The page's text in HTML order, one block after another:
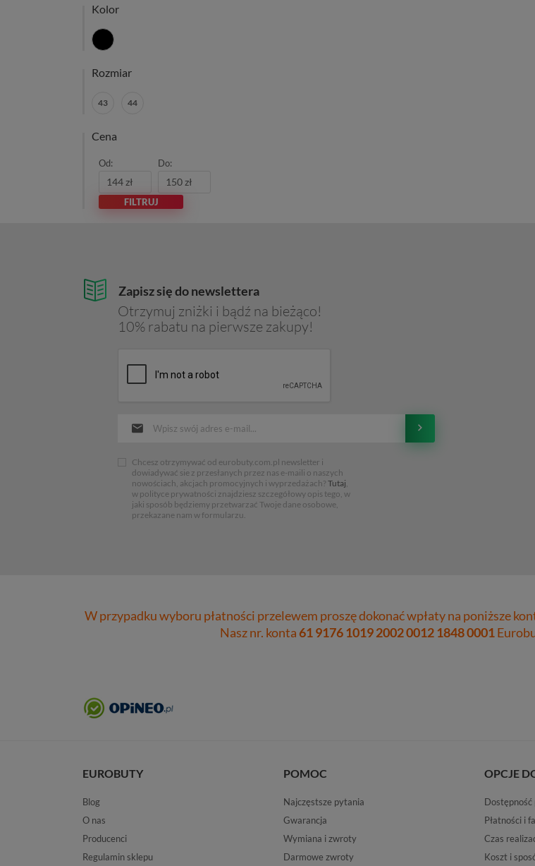
Kolor
Rozmiar
43 44
Cena
Od: Do:
FILTRUJ
Zapisz się do newslettera
Otrzymuj zniżki i bądź na bieżąco!
10% rabatu na pierwsze zakupy!
Chcesz otrzymywać od eurobuty.com.pl newsletter i
dowiadywać sie z przesłanych przez nas e-maili o naszych
nowościach, akcjach promocyjnych i wyprzedażach? Tutaj
w polityce prywatności znajdziesz szczegółowy opis tego, w
jaki sposób będziemy przetwarzać Twoje dane osobowe,
przekazane nam w formularzu.
W przypadku wyboru płatności przelewem proszę dokonać wpłaty na poniższe
Nasz nr. konta61 9176 1019 2002 0012 1848 0001
EUROBUTY
Blog
O nas
Producenci
Regulamin sklepu
POMOC
Najczęstsze pytania
Gwarancja
Wymiana i zwroty
Darmowe zwroty
OPCJE
Płatności i
Czas
Koszt i